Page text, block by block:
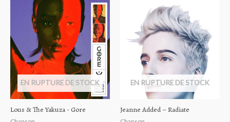
EN RUPTURE DE STOCK
Lous & The Yakuza ‎- Gore
EN RUPTURE DE STOCK
Jeanne Added – Radiate